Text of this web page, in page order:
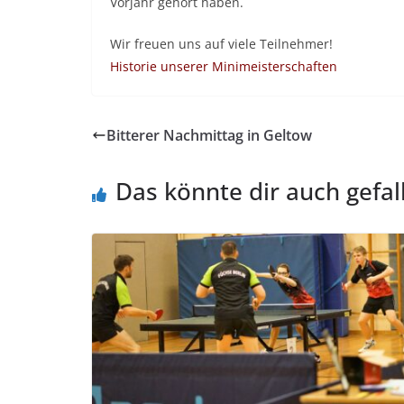
Wir freuen uns auf viele Teilnehmer!
Historie unserer Minimeisterschaften
Bitterer Nachmittag in Geltow
Das könnte dir auch